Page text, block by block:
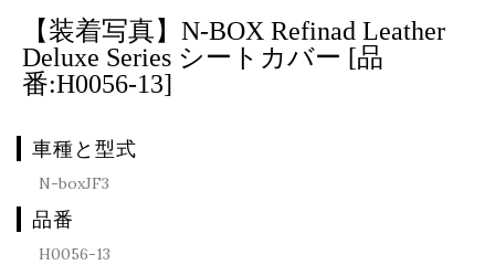
【装着写真】N-BOX Refinad Leather
Deluxe Series シートカバー [品
番:H0056-13]
車種と型式
N-boxJF3
品番
H0056-13